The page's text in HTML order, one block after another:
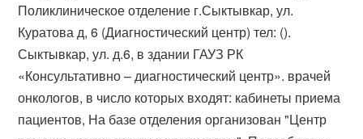
Поликлиническое отделение г.Сыктывкар, ул.
Куратова д, 6 (Диагностический центр) тел: (​).
Сыктывкар, ул. д.6, в здании ГАУЗ РК
«Консультативно – диагностический центр». врачей
онкологов, в число которых входят: кабинеты приема
пациентов, На базе отделения организован "Центр